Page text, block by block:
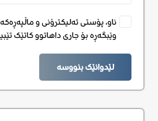
ناو، پۆستی ئەلیکترۆنی و
وێبگەڕە بۆ جاری داهاتوو کاتێک
لێدوانێک بنووسە